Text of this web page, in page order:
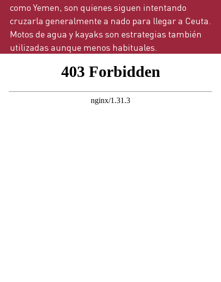
como Yemen, son quienes siguen intentando
cruzarla generalmente a nado para llegar a Ceuta.
Motos de agua y kayaks son estrategias también
utilizadas aunque menos habituales.